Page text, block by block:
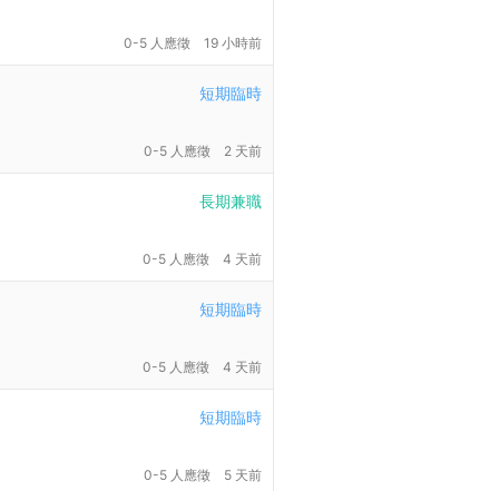
0-5 人應徵 19 小時前
短期臨時
0-5 人應徵 2 天前
長期兼職
0-5 人應徵 4 天前
短期臨時
0-5 人應徵 4 天前
短期臨時
0-5 人應徵 5 天前